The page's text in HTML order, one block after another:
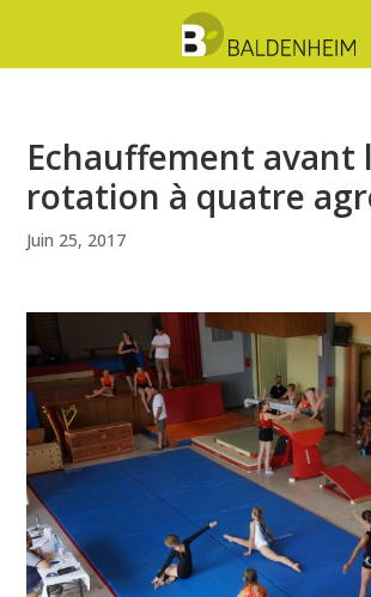
Echauffement avant
rotation à quatre
Juin 25, 2017